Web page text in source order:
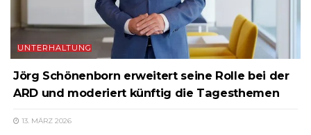
UNTERHALTUNG
Jörg Schönenborn erweitert seine Rolle bei der
ARD und moderiert künftig die Tagesthemen
13. MÄRZ 2026